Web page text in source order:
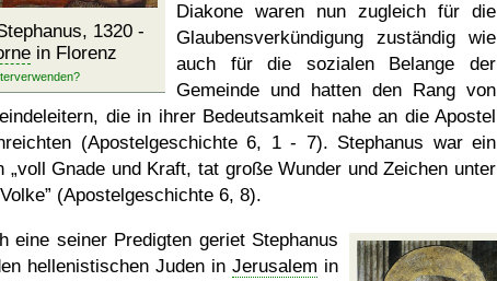
1320 -
in Florenz
Diakone waren nun zugleich für die
Glaubensverkündigung zuständig wie
auch für die sozialen Belange der
Gemeinde und hatten den Rang von
die in ihrer Bedeutsamkeit nahe an die Apostel
(Apostelgeschichte 6, 1 - 7). Stephanus war ein
voll Gnade und Kraft, tat große Wunder und Zeichen unter
(Apostelgeschichte 6, 8).
eine seiner Predigten geriet Stephanus
hellenistischen Juden in Jerusalem in